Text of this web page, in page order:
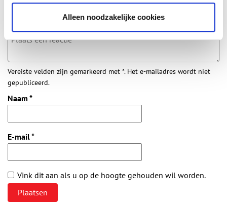
Alleen noodzakelijke cookies
Vereiste velden zijn gemarkeerd met *. Het e-mailadres wordt niet
gepubliceerd.
Naam *
E-mail*
Vink dit aan als u op de hoogte gehouden wil worden.